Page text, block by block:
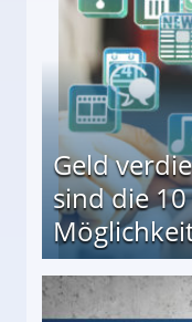
Geld
sind die
besten Möglichkeiten